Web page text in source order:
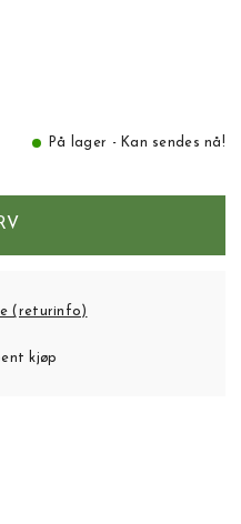
På lager - Kan sendes nå!
(returinfo)
kjøp